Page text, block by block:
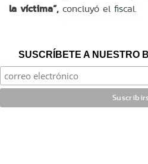
la víctima”, concluyó el fiscal.
SUSCRÍBETE A NUESTRO